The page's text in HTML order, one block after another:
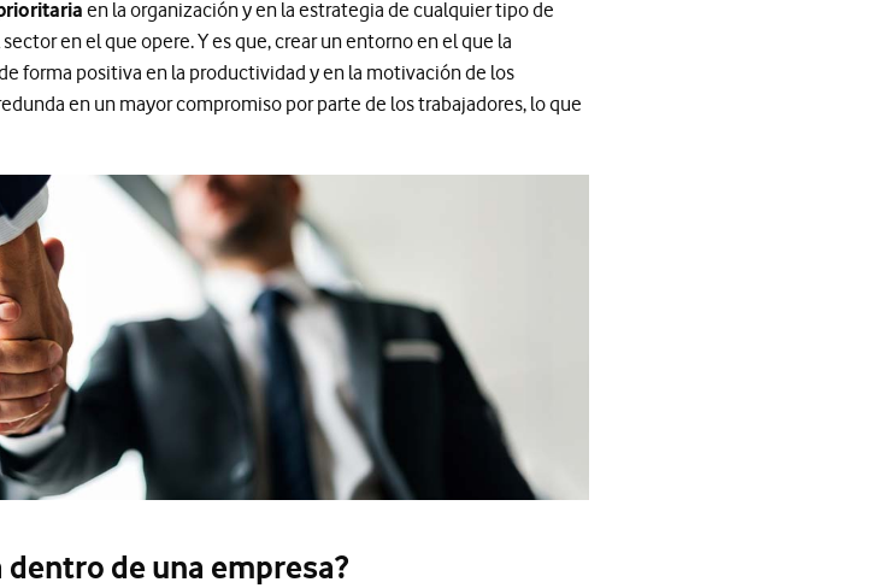
en la organización y en la estrategia de cualquier tipo de
en el que opere. Y es que, crear un entorno en el que la
forma positiva en la productividad y en la motivación de los
en un mayor compromiso por parte de los trabajadores, lo que
de una empresa?